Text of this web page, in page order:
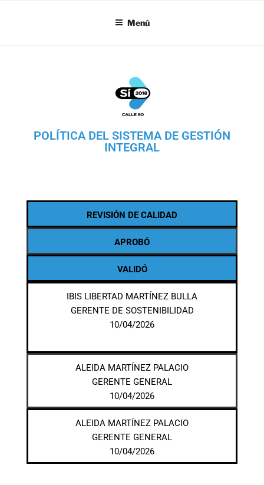
Menú
POLÍTICA DEL SISTEMA DE GESTIÓN
INTEGRAL
REVISIÓN DE CALIDAD
APROBÓ
VALIDÓ
IBIS LIBERTAD MARTÍNEZ BULLA
GERENTE DE SOSTENIBILIDAD
10/04/2026
ALEIDA MARTÍNEZ PALACIO
GERENTE GENERAL
10/04/2026
ALEIDA MARTÍNEZ PALACIO
GERENTE GENERAL
10/04/2026